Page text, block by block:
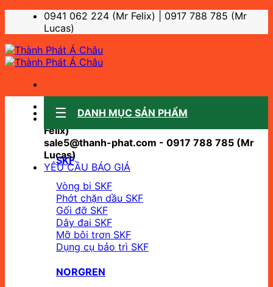
dung
0941 062 224 (Mr Felix) | 0917 788 785 (Mr
Lucas)
Sale support:
sale10@thanh-phat.com - 0941 062 224 (Mr
Felix)
sale5@thanh-phat.com - 0917 788 785 (Mr
Lucas)
YÊU CẦU BÁO GIÁ
DANH MỤC SẢN PHẨM
SKF
Vòng bi SKF
Phớt chặn dầu SKF
Gối đỡ SKF
Dây đai SKF
Mỡ bôi trơn SKF
Dụng cụ bảo trì SKF
NORGREN